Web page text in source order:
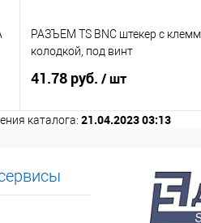
РАЗЪЕМ TS BNC штекер с
колодкой, под винт
41.78 руб. / шт
каталога: 21.04.2023 03:13